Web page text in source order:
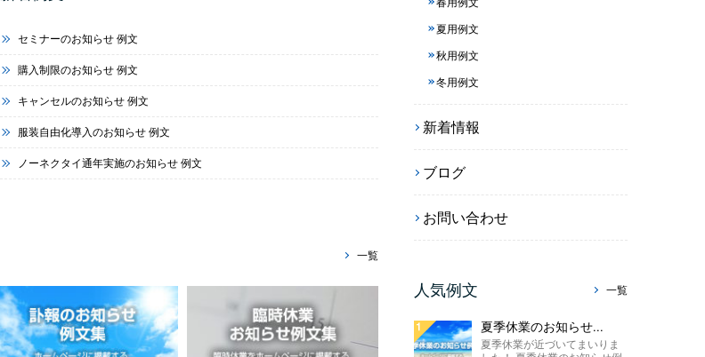
セミナーのお知らせ 例文
購入制限のお知らせ 例文
キャンセルのお知らせ 例文
服装自由化導入のお知らせ 例文
ノーネクタイ通年実施のお知らせ 例文
一覧
夏用例文
秋用例文
冬用例文
新着情報
ブログ
お問い合わせ
人気例文 一覧
夏季休業のお知らせ...
夏季休業が近づいてまいりま